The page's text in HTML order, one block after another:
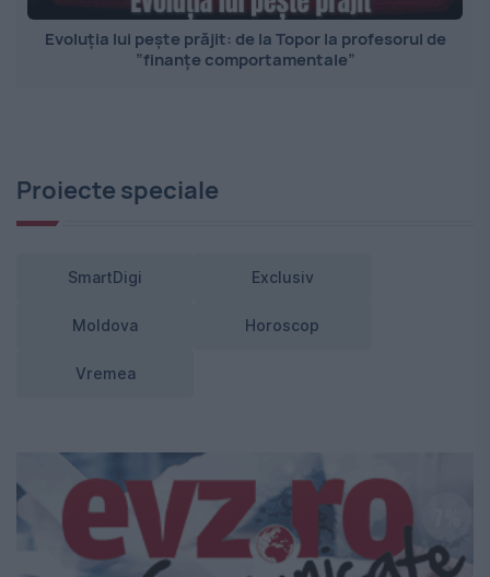
Evoluția lui pește prăjit: de la Topor la profesorul de
”finanțe comportamentale”
Proiecte speciale
SmartDigi Exclusiv
Moldova Horoscop
Vremea